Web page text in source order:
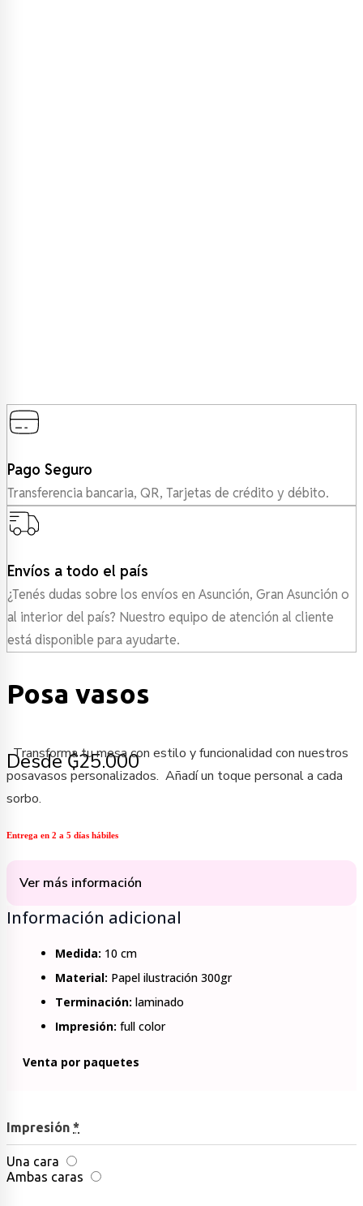
Pago Seguro
Transferencia bancaria, QR, Tarjetas de crédito y débito.
Envíos a todo el país
¿Tenés dudas sobre los envíos en Asunción, Gran Asunción o
al interior del país? Nuestro equipo de atención al cliente
está disponible para ayudarte.
Posa vasos
Desde ₲25.000
Transforma tu mesa con estilo y funcionalidad con nuestros
posavasos personalizados. Añadí un toque personal a cada
sorbo.
Entrega en 2 a 5 días hábiles
Ver más información
Información adicional
Medida: 10 cm
Material: Papel ilustración 300gr
Terminación: laminado
Impresión: full color
Venta por paquetes
Impresión *
Una cara
Ambas caras